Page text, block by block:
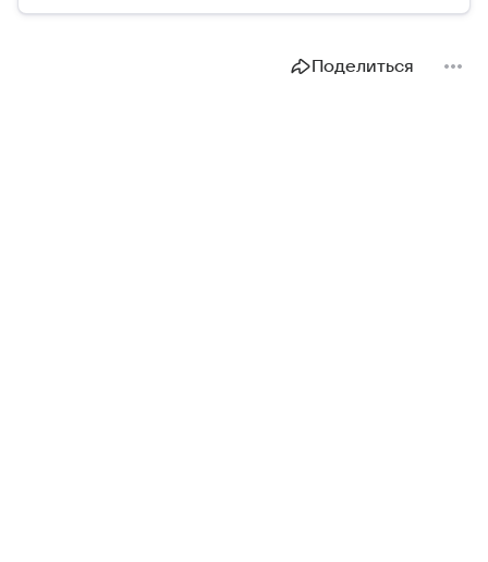
Поделиться